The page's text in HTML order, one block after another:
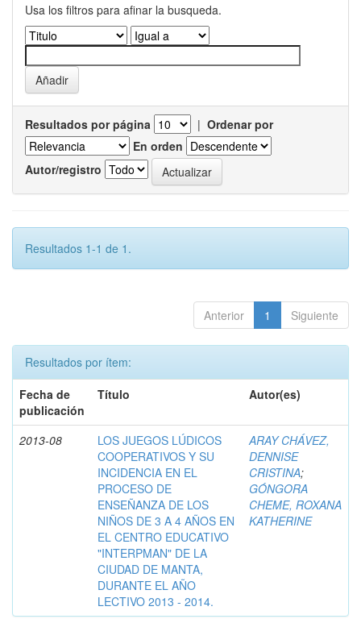
Usa los filtros para afinar la busqueda.
Resultados por página | Ordenar por
En orden
Autor/registro
Resultados 1-1 de 1.
Anterior 1 Siguiente
Resultados por ítem:
Fecha de
publicación
Título Autor(es)
2013-08
LOS JUEGOS LÚDICOS
COOPERATIVOS Y SU
INCIDENCIA EN EL
PROCESO DE
ENSEÑANZA DE LOS
NIÑOS DE 3 A 4 AÑOS EN
EL CENTRO EDUCATIVO
"INTERPMAN" DE LA
CIUDAD DE MANTA,
DURANTE EL AÑO
LECTIVO 2013 - 2014.
ARAY CHÁVEZ,
DENNISE
CRISTINA;
GÓNGORA
CHEME, ROXANA
KATHERINE